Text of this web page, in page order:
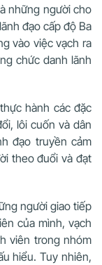
những người cho
đạo cấp độ Ba
vào việc vạch ra
chức danh lãnh
hành các đặc
lôi cuốn và dân
đạo truyền cảm
theo đuổi và đạt
người giao tiếp
của mình, vạch
viên trong nhóm
hiểu. Tuy nhiên,